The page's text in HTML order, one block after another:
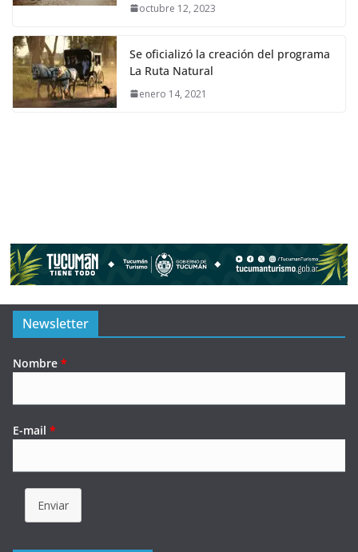
octubre 12, 2023
Se oficializó la creación del programa
La Ruta Natural
enero 14, 2021
Newsletter
Nombre *
E-mail *
Enviar